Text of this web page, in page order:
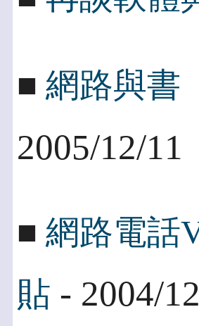
■ 網路與書
2005/12/11
■ 網路電話
貼 - 2004/